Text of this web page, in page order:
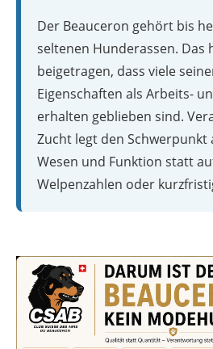
Der Beauceron gehört bis
seltenen Hunderassen. Das
beigetragen, dass viele
Eigenschaften als Arbeits-
erhalten geblieben sind.
Zucht legt den Schwerpunkt
Wesen und Funktion statt
Welpenzahlen oder